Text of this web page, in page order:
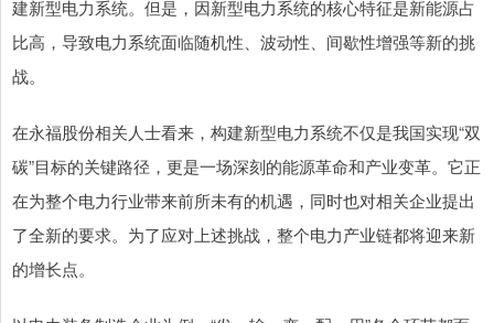
建新型电力系统。但是，因新型电力系统的核心特征是新能源占
比高，导致电力系统面临随机性、波动性、间歇性增强等新的挑
战。
在永福股份相关人士看来，构建新型电力系统不仅是我国实现“双
碳”目标的关键路径，更是一场深刻的能源革命和产业变革。它正
在为整个电力行业带来前所未有的机遇，同时也对相关企业提出
了全新的要求。为了应对上述挑战，整个电力产业链都将迎来新
的增长点。